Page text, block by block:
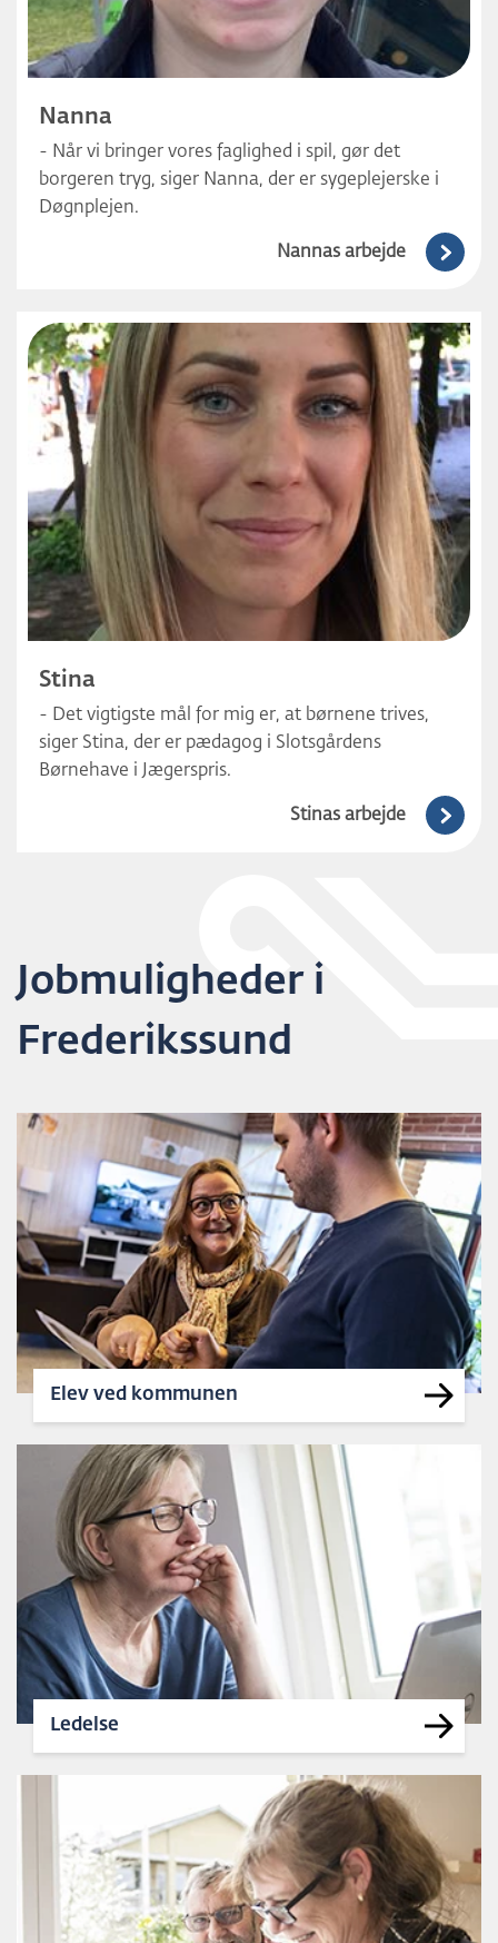
Nanna
- Når vi bringer vores faglighed i spil, gør det
borgeren tryg, siger Nanna, der er sygeplejerske i
Døgnplejen.
Nannas arbejde
Stina
- Det vigtigste mål for mig er, at børnene trives,
siger Stina, der er pædagog i Slotsgårdens
Børnehave i Jægerspris.
Stinas arbejde
Jobmuligheder i
Frederikssund
Elev ved kommunen
Ledelse